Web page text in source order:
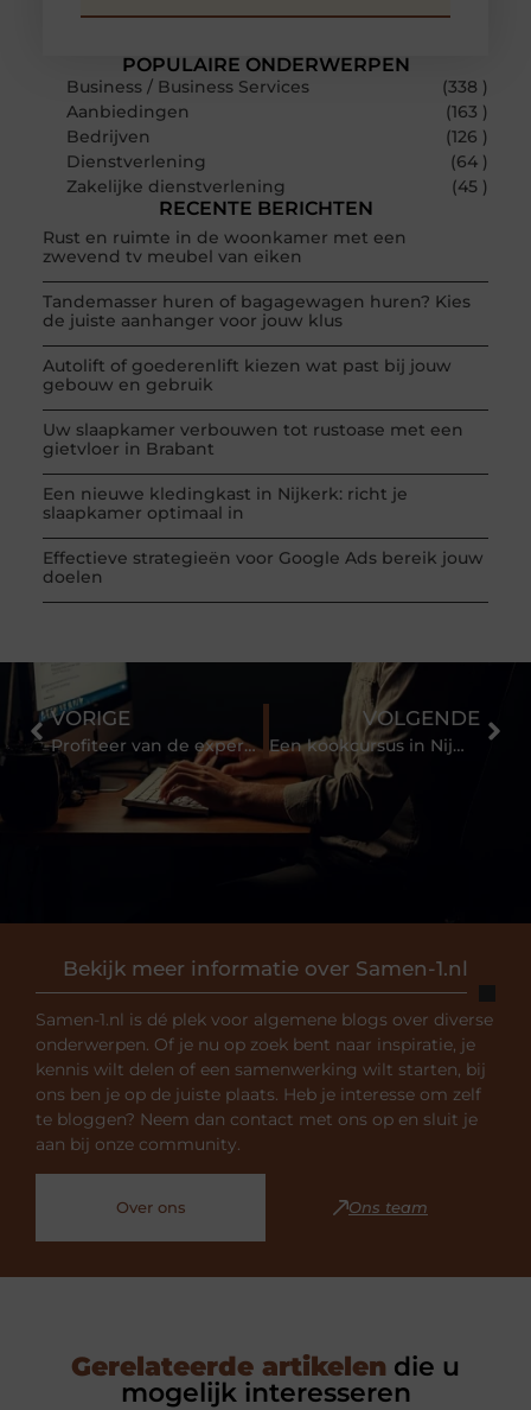
POPULAIRE ONDERWERPEN
Business / Business Services
(338 )
Aanbiedingen
(163 )
Bedrijven
(126 )
Dienstverlening
(64 )
Zakelijke dienstverlening
(45 )
RECENTE BERICHTEN
Rust en ruimte in de woonkamer met een
zwevend tv meubel van eiken
Tandemasser huren of bagagewagen huren? Kies
de juiste aanhanger voor jouw klus
Autolift of goederenlift kiezen wat past bij jouw
gebouw en gebruik
Uw slaapkamer verbouwen tot rustoase met een
gietvloer in Brabant
Een nieuwe kledingkast in Nijkerk: richt je
slaapkamer optimaal in
Effectieve strategieën voor Google Ads bereik jouw
doelen
Bekijk meer informatie over Samen-1.nl
Samen-1.nl is dé plek voor algemene blogs over diverse
onderwerpen. Of je nu op zoek bent naar inspiratie, je
kennis wilt delen of een samenwerking wilt starten, bij
ons ben je op de juiste plaats. Heb je interesse om zelf
te bloggen? Neem dan contact met ons op en sluit je
aan bij onze community.
Over ons Ons team
VORIGE
Profiteer van de expertise van belastingadviseurs in Den Haag
VOLGENDE
Een kookcursus in Nijmegen: het leukste dagje uit!
Gerelateerde artikelen die u
mogelijk interesseren